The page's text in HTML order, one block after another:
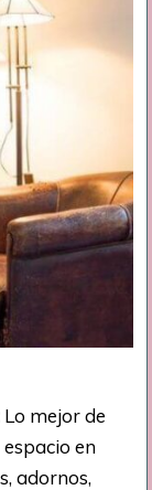
Lo mejor de
en
adornos,